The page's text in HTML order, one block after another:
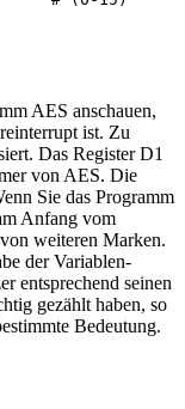
AES anschauen,
ist. Zu
Das Register D1
von AES. Die
Sie das Programm
Anfang vom
weiteren Marken.
der Variablen-
entsprechend seinen
gezählt haben, so
Bedeutung.